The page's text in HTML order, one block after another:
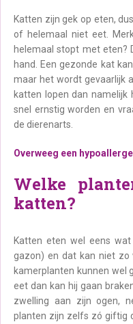
Katten zijn gek op eten,
of helemaal niet eet.
helemaal stopt met eten?
hand. Een gezonde kat
maar het wordt gevaarlijk
katten lopen dan namelijk
snel ernstig worden en
de dierenarts.
Overweeg een
Welke
katten?
Katten eten wel eens
gazon) en dat kan niet zo
kamerplanten kunnen wel
eet dan kan hij gaan
zwelling aan zijn ogen,
planten zijn zelfs zó giftig